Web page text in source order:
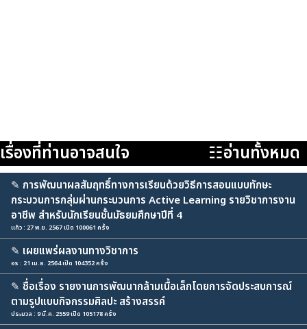
เรื่องที่ท่านอาจสนใจ ☷อ่านทั้งหมด
✎ การพัฒนาผลสัมฤทธิ์ทางการเรียนด้วยวิธีการสอนแบบทักษะ
กระบวนการกลุ่มผ่านกระบวนการ Active Learning รายวิชาการงาน
อาชีพ สำหรับนักเรียนชั้นมัธยมศึกษาปีที่ 4
แก้ว : 27 พ.ย. 2567 เปิด 100061 ครั้ง
✎ เผยแพร่ผลงานทางวิชาการ
อร : 21 เม.ย. 2564 เปิด 104352 ครั้ง
✎ ชื่อเรื่อง รายงานการพัฒนากล้ามเนื้อเล็กโดยการจัดประสบการณ์
ตามรูปแบบกิจกรรมศิลปะ สร้างสรรค์
ประมวล : 9 มี.ค. 2559 เปิด 105178 ครั้ง